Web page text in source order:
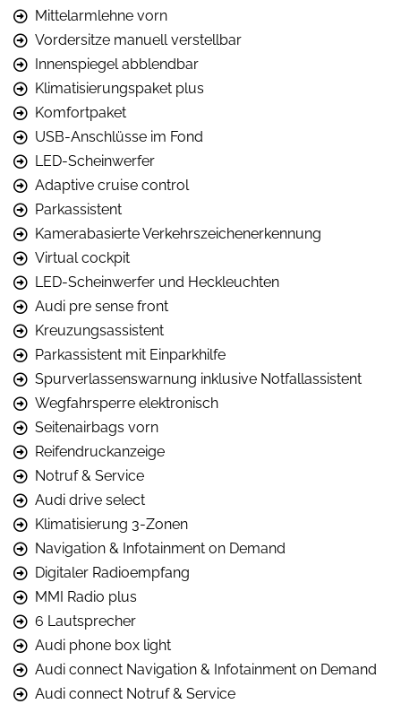
Mittelarmlehne vorn
Vordersitze manuell verstellbar
Innenspiegel abblendbar
Klimatisierungspaket plus
Komfortpaket
USB-Anschlüsse im Fond
LED-Scheinwerfer
Adaptive cruise control
Parkassistent
Kamerabasierte Verkehrszeichenerkennung
Virtual cockpit
LED-Scheinwerfer und Heckleuchten
Audi pre sense front
Kreuzungsassistent
Parkassistent mit Einparkhilfe
Spurverlassenswarnung inklusive Notfallassistent
Wegfahrsperre elektronisch
Seitenairbags vorn
Reifendruckanzeige
Notruf & Service
Audi drive select
Klimatisierung 3-Zonen
Navigation & Infotainment on Demand
Digitaler Radioempfang
MMI Radio plus
6 Lautsprecher
Audi phone box light
Audi connect Navigation & Infotainment on Demand
Audi connect Notruf & Service